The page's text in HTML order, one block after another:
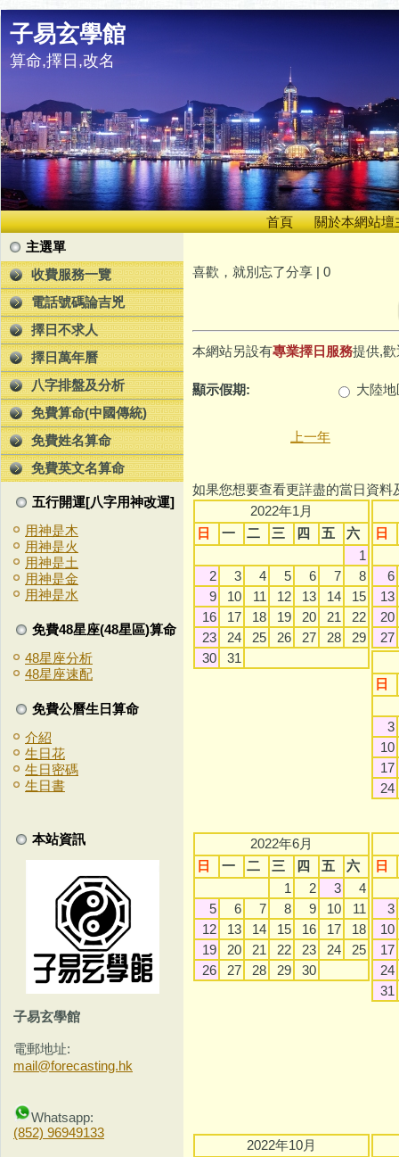
子易玄學館
算命,擇日,改名
首頁
關於本網站壇
主選單
收費服務一覽
電話號碼論吉兇
擇日不求人
擇日萬年曆
八字排盤及分析
免費算命(中國傳統)
免費姓名算命
免費英文名算命
五行開運[八字用神改運]
用神是木
用神是火
用神是土
用神是金
用神是水
免費48星座(48星區)算命
48星座分析
48星座速配
免費公曆生日算命
介紹
生日花
生日密碼
生日書
本站資訊
子易玄學館
電郵地址:
mail@forecasting.hk
Whatsapp:
(852) 96949133
喜歡，就別忘了分享 | 0
本網站另設有專業擇日服務提供,歡
顯示假期: 大陸
上一年
如果您想要查看更詳盡的當日資
2022年1月
日
一 二 三 四 五
六
1
2
3 4 5 6 7
8
9
10 11 12 13 14
15
16
17 18 19 20 21
22
23
24 25 26 27 28
29
30
31
日
6
13
20
27
日
3
10
17
24
2022年6月
日
一 二 三 四 五
六
1
2 3
4
5
6 7 8 9 10
11
12
13 14 15 16 17
18
19
20 21 22 23 24
25
26
27 28 29 30
日
3
10
17
24
31
2022年10月